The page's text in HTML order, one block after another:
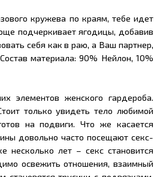
кружева по краям, тебе идет
подчеркивает ягодицы, добавив
себя как в раю, а Ваш партнер,
материала: 90% Нейлон, 10%
элементов женского гардероба.
только увидеть тело любимой
на подвиги. Что же касается
довольно часто посещают секс-
несколько лет – секс становится
освежить отношения, взаимный